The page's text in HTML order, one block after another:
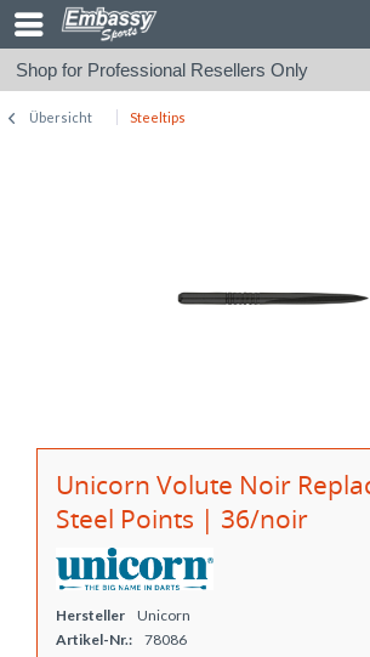
Shop for Professional Resellers Only
Übersicht Steeltips
Unicorn Volute Noir
Steel Points | 36/noir
Hersteller
Unicorn
Artikel-Nr.:
78086